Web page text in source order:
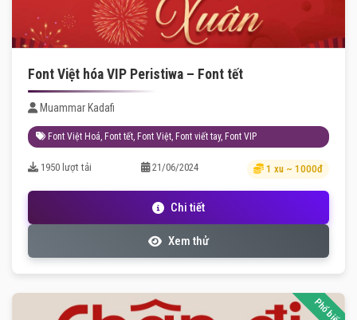
Font Việt hóa VIP Peristiwa – Font tết
Muammar Kadafi
Font Việt Hoá, Font tết, Font Việt, Font viết tay, Font VIP
1950 lượt tải 21/06/2024 1 xu ~ 1000đ
Chi tiết
Xem thử
Phổ biến